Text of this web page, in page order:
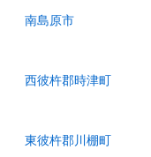
南島原市
西彼杵郡時津町
東彼杵郡川棚町